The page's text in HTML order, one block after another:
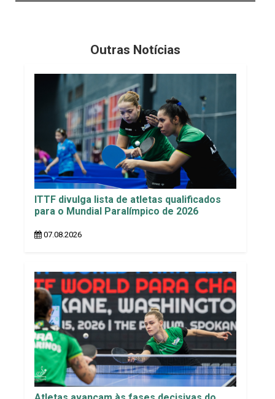
Outras Notícias
ITTF divulga lista de atletas qualificados
para o Mundial Paralímpico de 2026
07.08.2026